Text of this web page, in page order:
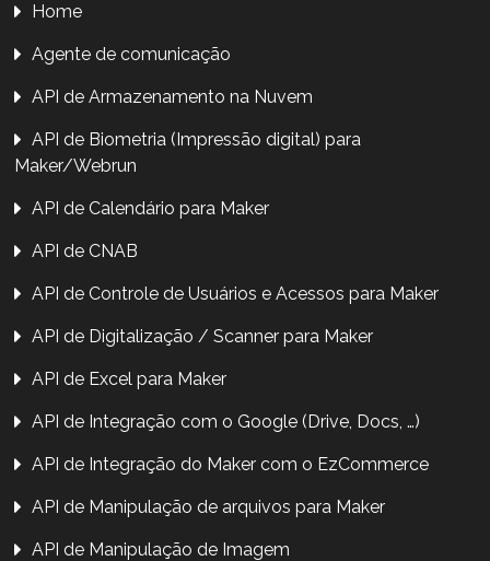
Home
Agente de comunicação
API de Armazenamento na Nuvem
API de Biometria (Impressão digital) para
Maker/Webrun
API de Calendário para Maker
API de CNAB
API de Controle de Usuários e Acessos para Maker
API de Digitalização / Scanner para Maker
API de Excel para Maker
API de Integração com o Google (Drive, Docs, …)
API de Integração do Maker com o EzCommerce
API de Manipulação de arquivos para Maker
API de Manipulação de Imagem